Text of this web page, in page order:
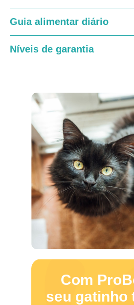
Guia alimentar diário
Níveis de garantia
Com
seu